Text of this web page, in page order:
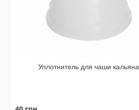
Уплотнитель для чаши кальяна